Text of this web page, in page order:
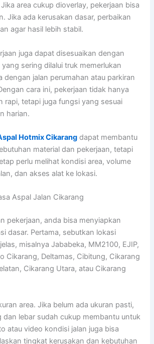
area cukup dioverlay, pekerjaan bisa
Jika ada kerusakan dasar, perbaikan
agar hasil lebih stabil.
juga dapat disesuaikan dengan
sering dilalui truk memerlukan
dengan jalan perumahan atau parkiran
cara ini, pekerjaan tidak hanya
rapi, tetapi juga fungsi yang sesuai
harian.
Hotmix Cikarang dapat membantu
material dan pekerjaan, tetapi
perlu melihat kondisi area, volume
dan akses alat ke lokasi.
Aspal Jalan Cikarang
pekerjaan, anda bisa menyiapkan
dasar. Pertama, sebutkan lokasi
misalnya Jababeka, MM2100, EJIP,
Cikarang, Deltamas, Cibitung, Cikarang
Cikarang Utara, atau Cikarang
area. Jika belum ada ukuran pasti,
dan lebar sudah cukup membantu untuk
atau video kondisi jalan juga bisa
tingkat kerusakan dan kebutuhan